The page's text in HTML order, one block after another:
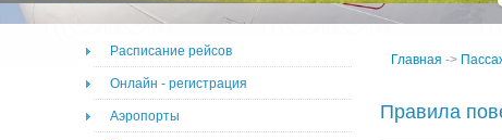
Расписание рейсов
Онлайн - регистрация
Аэропорты
Главная ->
Правила